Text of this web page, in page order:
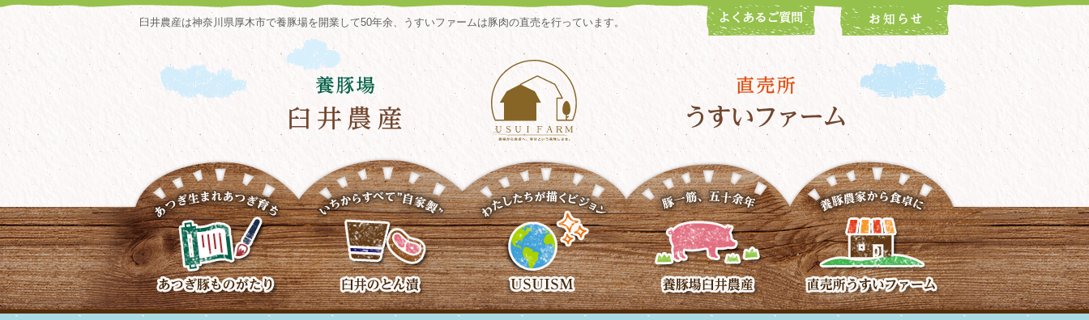
臼井農産は神奈川県厚木市で養豚場を開業して50年余、うすいファームは豚肉の直売を行っています。